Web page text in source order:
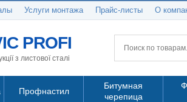
Услуги монтажа Прайс-листы О
PROFI
з листової сталі
Профнастил
Битумная
черепица